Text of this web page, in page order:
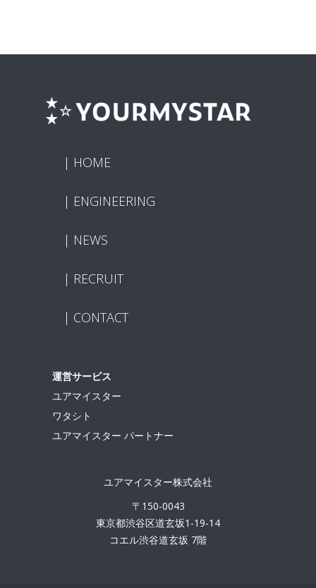
HOME
ENGINEERING
RECRUIT
CONTACT
NEWS
運営サービス
ユアマイスター
ワタシト
ユアマイスター パートナー
ユアマイスター株式会社
〒150-0043
東京都渋谷区道玄坂1-19-14
コエル渋谷道玄坂 7階